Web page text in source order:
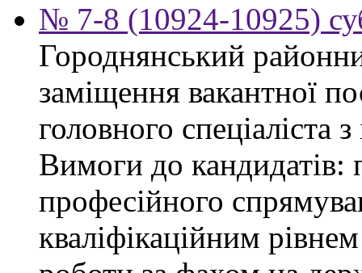
№ 7-8 (10924-10925)
Городнянський
заміщення вакантної
головного спеціаліста
Вимоги до кандидатів:
професійного
кваліфікаційним